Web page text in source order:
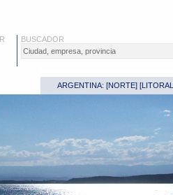
BUSCADOR
ARGENTINA: [NORTE] [LITORAL